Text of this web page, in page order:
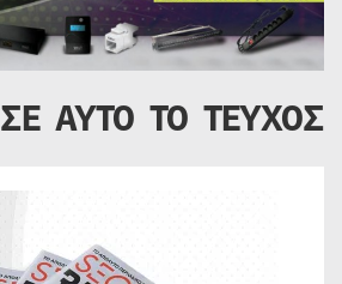
ΣΕ ΑΥΤΟ ΤΟ ΤΕΥΧΟΣ